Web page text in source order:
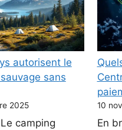
autorisent le
sans
2025
camping
10
En